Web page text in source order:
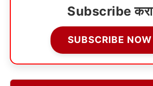
Subscribe करा
SUBSCRIBE NOW